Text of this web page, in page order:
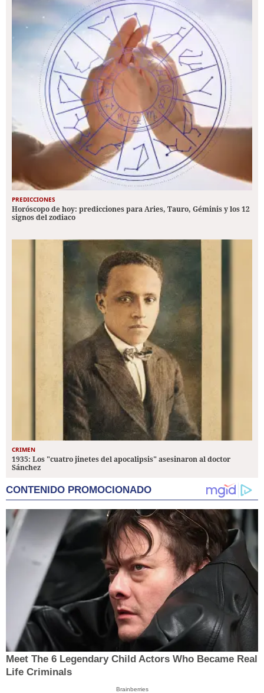
PREDICCIONES
Horóscopo de hoy: predicciones para Aries, Tauro, Géminis y los 12
signos del zodiaco
CRIMEN
1935: Los "cuatro jinetes del apocalipsis" asesinaron al doctor
Sánchez
CONTENIDO PROMOCIONADO
Meet The 6 Legendary Child Actors Who Became Real
Life Criminals
Brainberries